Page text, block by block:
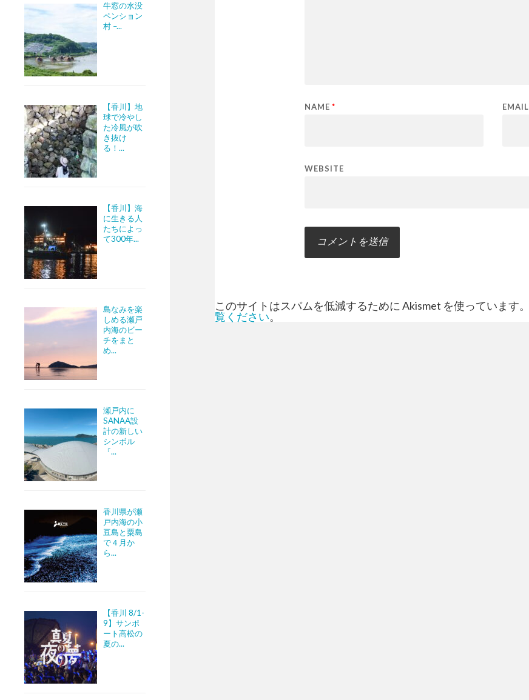
牛窓の水没
ペンション
村 –...
【香川】地
球で冷やし
た冷風が吹
き抜け
る！...
【香川】海
に生きる人
たちによっ
て300年...
島なみを楽
しめる瀬戸
内海のビー
チをまと
め...
瀬戸内に
SANAA設
計の新しい
シンボル
『...
香川県が瀬
戸内海の小
豆島と粟島
で４月か
ら...
【香川 8/1-
9】サンポ
ート高松の
夏の...
NAME * EMAIL
WEBSITE
このサイトはスパムを低減するために Akismet を使っています。
覧ください。